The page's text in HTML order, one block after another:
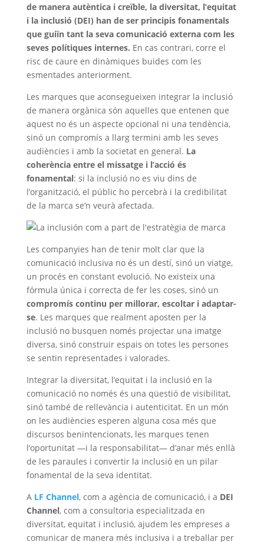
de manera autèntica i creïble, la diversitat, l’equitat
i la inclusió (DEI) han de ser principis fonamentals
que guiïn tant la seva comunicació externa com les
seves polítiques internes. En cas contrari, corre el
risc de caure en dinàmiques buides com les
esmentades anteriorment.
Les marques que aconsegueixen integrar la inclusió
de manera orgànica són aquelles que entenen que
aquest no és un aspecte opcional ni una tendència,
sinó un compromís a llarg termini amb les seves
audiències i amb la societat en general. La
coherència entre el missatge i l’acció és
fonamental: si la inclusió no es viu dins de
l’organització, el públic ho percebrà i la credibilitat
de la marca se’n veurà afectada.
Les companyies han de tenir molt clar que la
comunicació inclusiva no és un destí, sinó un viatge,
un procés en constant evolució. No existeix una
fórmula única i correcta de fer les coses, sinó un
compromís continu per millorar, escoltar i adaptar-
se. Les marques que realment aposten per la
inclusió no busquen només projectar una imatge
diversa, sinó construir espais on totes les persones
se sentin representades i valorades.
Integrar la diversitat, l’equitat i la inclusió en la
comunicació no només és una qüestió de visibilitat,
sinó també de rellevància i autenticitat. En un món
on les audiències esperen alguna cosa més que
discursos benintencionats, les marques tenen
l’oportunitat —i la responsabilitat— d’anar més enllà
de les paraules i convertir la inclusió en un pilar
fonamental de la seva identitat.
A LF Channel, com a agència de comunicació, i a DEI
Channel, com a consultoria especialitzada en
diversitat, equitat i inclusió, ajudem les empreses a
comunicar de manera més inclusiva i a treballar per